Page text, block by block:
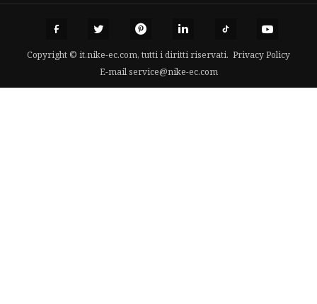
Copyright © it.nike-ec.com, tutti i diritti riservati. Privacy Policy
E-mail service@nike-ec.com